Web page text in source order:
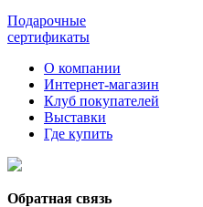
Подарочные
сертификаты
О компании
Интернет-магазин
Клуб покупателей
Выставки
Где купить
Обратная связь